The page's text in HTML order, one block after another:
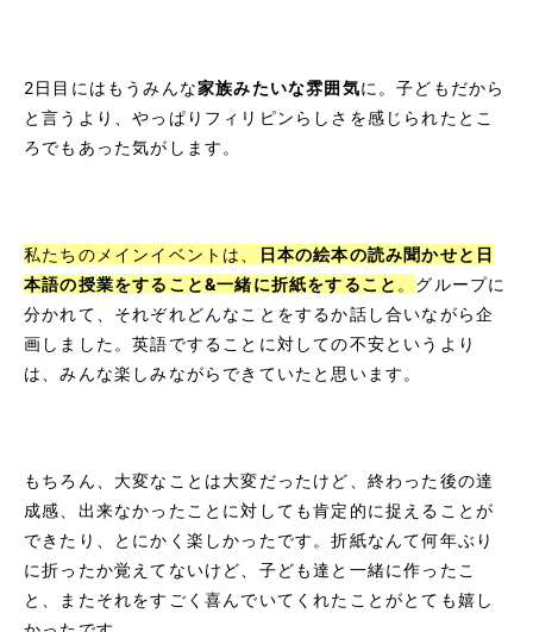
2日目にはもうみんな家族みたいな雰囲気に。子どもだから
と言うより、やっぱりフィリピンらしさを感じられたとこ
ろでもあった気がします。
私たちのメインイベントは、
日本の絵本の読み聞かせと日
本語の授業をすること&一緒に折紙をすること 。 グループに
分かれて、それぞれどんなことをするか話し合いながら企
画しました。英語ですることに対しての不安というより
は、みんな楽しみながらできていたと思います。
もちろん、大変なことは大変だったけど、終わった後の達
成感、出来なかったことに対しても肯定的に捉えることが
できたり、とにかく楽しかったです。折紙なんて何年ぶり
に折ったか覚えてないけど、子ども達と一緒に作ったこ
と、またそれをすごく喜んでいてくれたことがとても嬉し